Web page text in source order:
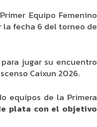
Equipo Femenino
la fecha 6 del torneo de
jugar su encuentro
Caixun 2026.
equipos de la Primera
plata con el objetivo